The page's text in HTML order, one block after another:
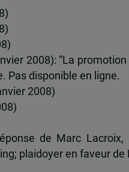
2008): “La
Pas disponible en ligne.
2008)
de Marc
plaidoyer en faveur de